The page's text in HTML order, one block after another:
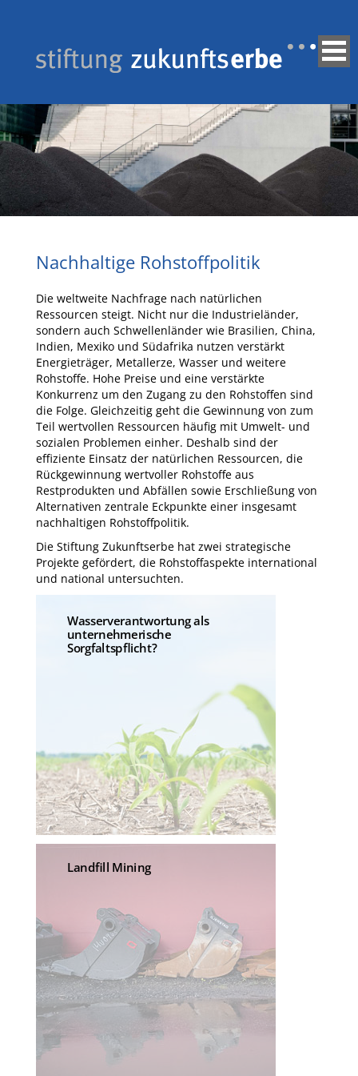
Nachhaltige Rohstoffpolitik
Die weltweite Nachfrage nach natürlichen
Ressourcen steigt. Nicht nur die Industrieländer,
sondern auch Schwellenländer wie Brasilien, China,
Indien, Mexiko und Südafrika nutzen verstärkt
Energieträger, Metallerze, Wasser und weitere
Rohstoffe. Hohe Preise und eine verstärkte
Konkurrenz um den Zugang zu den Rohstoffen sind
die Folge. Gleichzeitig geht die Gewinnung von zum
Teil wertvollen Ressourcen häufig mit Umwelt- und
sozialen Problemen einher. Deshalb sind der
effiziente Einsatz der natürlichen Ressourcen, die
Rückgewinnung wertvoller Rohstoffe aus
Restprodukten und Abfällen sowie Erschließung von
Alternativen zentrale Eckpunkte einer insgesamt
nachhaltigen Rohstoffpolitik.
Die Stiftung Zukunftserbe hat zwei strategische
Projekte gefördert, die Rohstoffaspekte international
und national untersuchten.
Wasserverantwortung als
unternehmerische
Sorgfaltspflicht?
Landfill Mining